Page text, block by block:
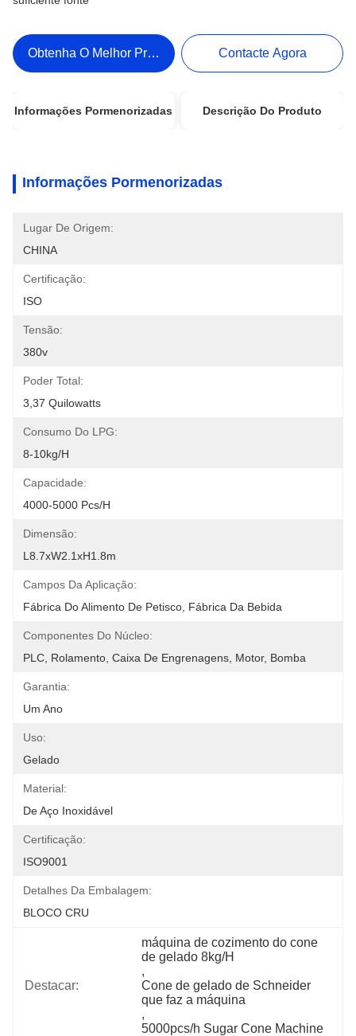
Obtenha O Melhor Preço Contacte Agora
Informações Pormenorizadas Descrição Do Produto
Informações Pormenorizadas
Lugar De Origem:
CHINA
Certificação:
ISO
Tensão:
380v
Poder Total:
3,37 Quilowatts
Consumo Do LPG:
8-10kg/h
Capacidade:
4000-5000 Pcs/h
Dimensão:
L8.7xW2.1xH1.8m
Campos Da Aplicação:
Fábrica Do Alimento De Petisco, Fábrica Da Bebida
Componentes Do Núcleo:
PLC, Rolamento, Caixa De Engrenagens, Motor, Bomba
Garantia:
Um Ano
Uso:
Gelado
Material:
De Aço Inoxidável
Certificação:
ISO9001
Detalhes Da Embalagem:
BLOCO CRU
Destacar:
máquina de cozimento do cone
de gelado 8kg/H
,
Cone de gelado de Schneider
que faz a máquina
,
5000pcs/h Sugar Cone Machine